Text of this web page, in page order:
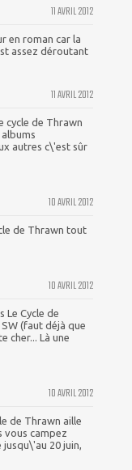
11 AVRIL 2012
en roman car la
assez déroutant
11 AVRIL 2012
de Thrawn
autres c\'est sûr
10 AVRIL 2012
de Thrawn tout
10 AVRIL 2012
Le Cycle de
(faut déjà que
cher... Là une
10 AVRIL 2012
de Thrawn aille
vous campez
20 juin,